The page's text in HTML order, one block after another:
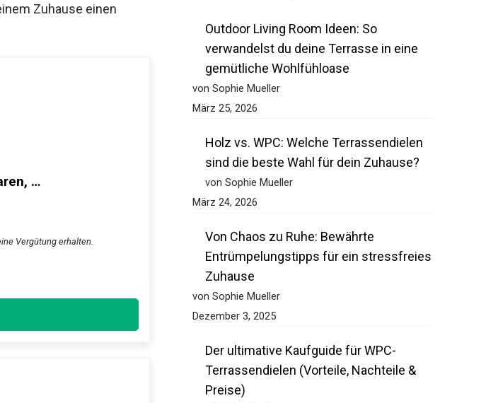
Zuhause einen
…
Vergütung erhalten.
Outdoor Living Room Ideen: So
verwandelst du deine Terrasse in eine
gemütliche Wohlfühloase
von Sophie Mueller
März 25, 2026
Holz vs. WPC: Welche Terrassendielen
sind die beste Wahl für dein Zuhause?
von Sophie Mueller
März 24, 2026
Von Chaos zu Ruhe: Bewährte
Entrümpelungstipps für ein stressfreies
Zuhause
von Sophie Mueller
Dezember 3, 2025
Der ultimative Kaufguide für WPC-
Terrassendielen (Vorteile, Nachteile &
Preise)